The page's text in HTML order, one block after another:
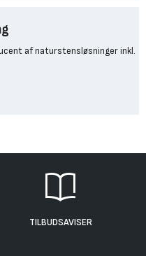
af naturstensløsninger inkl.
TILBUDSAVISER